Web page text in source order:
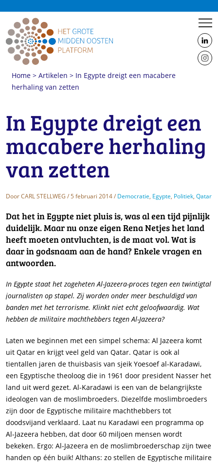
us
on
us
Home > Artikelen > In Egypte dreigt een macabere
herhaling van zetten
In Egypte dreigt een
macabere herhaling
van zetten
DoorCARL STELLWEG / 5 februari 2014 / Democratie, Egypte, Politiek, Qatar
Dat het in Egypte niet pluis is, was al een tijd pijnlijk
duidelijk. Maar nu onze eigen Rena Netjes het land
heeft moeten ontvluchten, is de maat vol. Wat is
daar in godsnaam aan de hand? Enkele vragen en
antwoorden.
In Egypte staat het zogeheten Al-Jazeera-proces tegen een twintigtal
journalisten op stapel. Zij worden onder meer beschuldigd van
banden met het terrorisme. Klinkt niet echt geloofwaardig. Wat
hebben de militaire machthebbers tegen Al-Jazeera?
Laten we beginnen met een simpel schema: Al Jazeera komt
uit Qatar en krijgt veel geld van Qatar. Qatar is ook al
tientallen jaren de thuisbasis van sjeik Yoesoef al-Karadawi,
een Egyptische theoloog die in 1961 door president Nasser het
land uit werd gezet. Al-Karadawi is een van de belangrijkste
ideologen van de moslimbroeders. Diezelfde moslimbroeders
zijn door de Egyptische militaire machthebbers tot
doodsvijand verklaard. Laat nu Karadawi een programma op
Al-Jazeera hebben, dat door 60 miljoen mensen wordt
bekeken. Ergo: Al-Jazeera en de moslimbroederschap zijn twee
handen op één buik! Althans: zo stellen de Egyptische militaire